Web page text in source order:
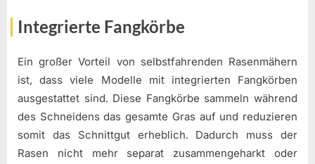
Integrierte Fangkörbe
Ein großer Vorteil von selbstfahrenden Rasenmähern
ist, dass viele Modelle mit integrierten Fangkörben
ausgestattet sind. Diese Fangkörbe sammeln während
des Schneidens das gesamte Gras auf und reduzieren
somit das Schnittgut erheblich. Dadurch muss der
Rasen nicht mehr separat zusammengeharkt oder